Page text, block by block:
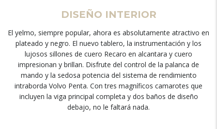
DISEÑO INTERIOR
El yelmo, siempre popular, ahora es absolutamente atractivo en
plateado y negro. El nuevo tablero, la instrumentación y los
lujosos sillones de cuero Recaro en alcantara y cuero
impresionan y brillan. Disfrute del control de la palanca de
mando y la sedosa potencia del sistema de rendimiento
intraborda Volvo Penta. Con tres magníficos camarotes que
incluyen la viga principal completa y dos baños de diseño
debajo, no le faltará nada.